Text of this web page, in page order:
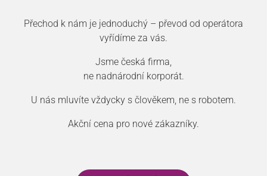
Přechod k nám je jednoduchý – převod od operátora
vyřídíme za vás.
Jsme česká firma,
ne nadnárodní korporát.
U nás mluvíte vždycky s člověkem, ne s robotem.
Akční cena pro nové zákazníky.